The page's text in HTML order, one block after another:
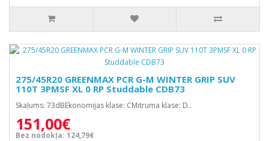
275/45R20 GREENMAX PCR G-M WINTER GRIP SUV
110T 3PMSF XL 0 RP Studdable CDB73
Skaļums: 73dBEkonomijas klase: CMitruma klase: D..
151,00€
Bez nodokļa: 124,79€